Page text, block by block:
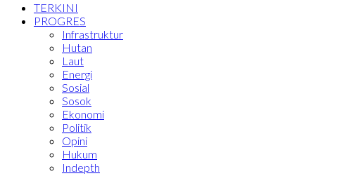
TERKINI
PROGRES
Infrastruktur
Hutan
Laut
Energi
Sosial
Sosok
Ekonomi
Politik
Opini
Hukum
Indepth